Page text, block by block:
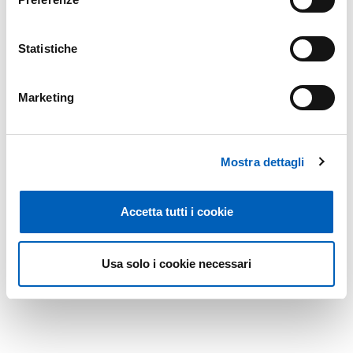
Statistiche
Marketing
Mostra dettagli
Accetta tutti i cookie
Usa solo i cookie necessari